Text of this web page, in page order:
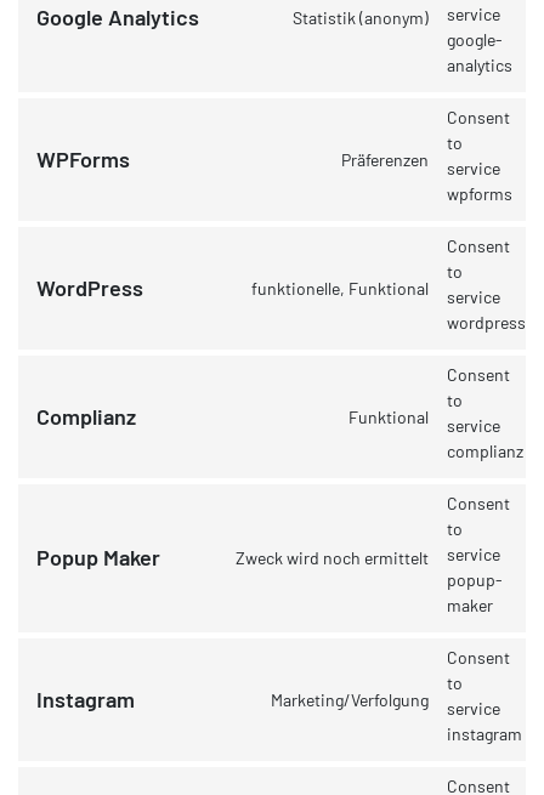
Google Analytics Statistik (anonym)
service
google-
analytics
WPForms Präferenzen
Consent
to
service
wpforms
WordPress funktionelle, Funktional
Consent
to
service
wordpress
Complianz Funktional
Consent
to
service
complianz
Popup Maker Zweck wird noch ermittelt
Consent
to
service
popup-
maker
Instagram Marketing/Verfolgung
Consent
to
service
instagram
Consent